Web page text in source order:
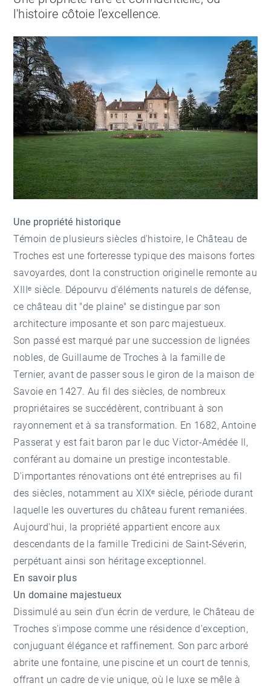
l'histoire côtoie l'excellence.
Une propriété historique
Témoin de plusieurs siècles d'histoire, le Château de
Troches est une forteresse typique des maisons fortes
savoyardes, dont la construction originelle remonte au
XIIIᵉ siècle. Dépourvu d'éléments naturels de défense,
ce château dit "de plaine" se distingue par son
architecture imposante et son parc majestueux.
Son passé est marqué par une succession de lignées
nobles, de Guillaume de Troches à la famille de
Ternier, avant de passer sous le giron de la maison de
Savoie en 1427. Au fil des siècles, de nombreux
propriétaires se succédèrent, contribuant à son
rayonnement et à sa transformation. En 1682, Antoine
Passerat y est fait baron par le duc Victor-Amédée II,
conférant au domaine un prestige incontestable.
D'importantes rénovations ont été entreprises au fil
des siècles, notamment au XIXᵉ siècle, période durant
laquelle les ouvertures du château furent remaniées.
Aujourd'hui, la propriété appartient encore aux
descendants de la famille Tredicini de Saint-Séverin,
perpétuant ainsi son héritage exceptionnel.
En savoir plus
Un domaine majestueux
Dissimulé au sein d'un écrin de verdure, le Château de
Troches s'impose comme une résidence d'exception,
conjuguant élégance et raffinement. Son parc arboré
abrite une fontaine, une piscine et un court de tennis,
offrant un cadre de vie unique, où le luxe se mêle à